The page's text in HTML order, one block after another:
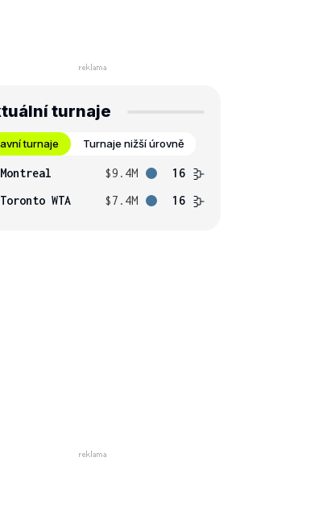
turnaje
turnaje Turnaje nižší úrovně
Montreal $9.4M
16
Toronto WTA
$7.4M 16